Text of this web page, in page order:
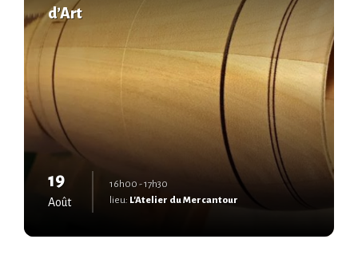
d’Art
19
Août
16h00 - 17h30
lieu: L'Atelier du Mercantour